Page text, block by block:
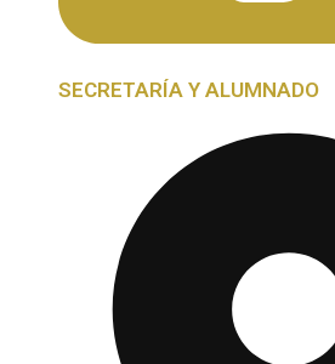
SECRETARÍA Y ALUMNADO